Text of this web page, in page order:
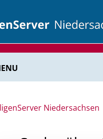
Niedersachsen